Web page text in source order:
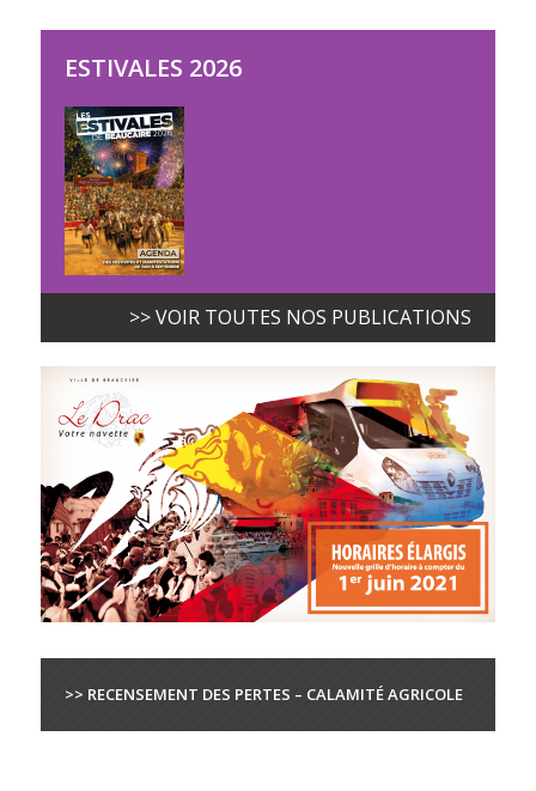
ESTIVALES 2026
>> VOIR TOUTES NOS PUBLICATIONS
>> RECENSEMENT DES PERTES – CALAMITÉ AGRICOLE